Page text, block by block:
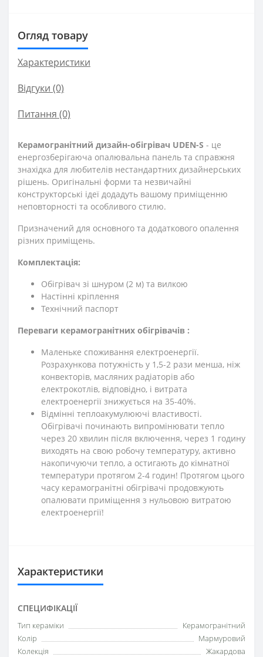
Огляд товару
Характеристики
Відгуки (0)
Питання (0)
Керамогранітний дизайн-обігрівач UDEN-S - це
енергозберігаюча опалювальна панель та справжня
знахідка для любителів нестандартних дизайнерських
рішень. Оригінальні форми та незвичайні
конструкторські ідеї додадуть вашому приміщенню
неповторності та особливого стилю.
Призначений для основного та додаткового опалення
різних приміщень.
Комплектація:
Обігрівач зі шнуром (2 м) та вилкою
Настінні кріплення
Технічний паспорт
Переваги керамогранітних обігрівачів :
Маленьке споживання електроенергії.
Розрахункова потужність у 1,5-2 рази менша, ніж
конвекторів, масляних радіаторів або
електрокотлів, відповідно, і витрата
електроенергії знижується на 35-40%.
Відмінні теплоакумулюючі властивості.
Обігрівачі починають випромінювати тепло
через 20 хвилин після включення, через 1 годину
виходять на свою робочу температуру, активно
накопичуючи тепло, а остигають до кімнатної
температури протягом 2-4 годин! Протягом цього
часу керамогранітні обігрівачі продовжують
опалювати приміщення з нульовою витратою
електроенергії!
Характеристики
СПЕЦИФІКАЦІЇ
Тип кераміки
Керамогранітний
Колір
Мармуровий
Колекція
Жакардова